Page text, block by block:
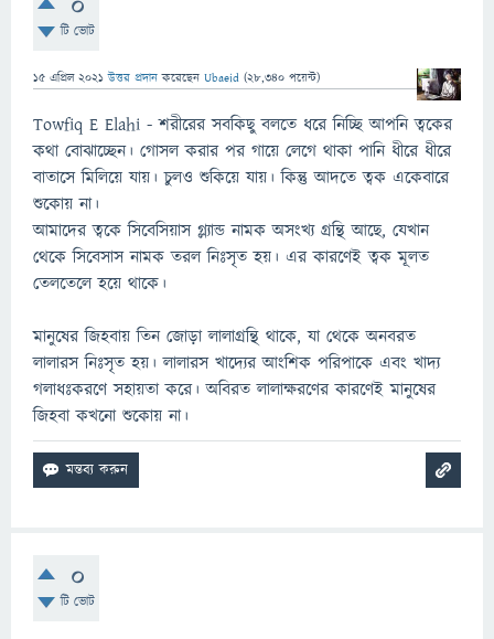
টি ভোট
15 এপ্রিল 2021 উত্তর প্রদান করেছেন Ubaeid (28,340 পয়েন্ট)
Towfiq E Elahi - শরীরের সবকিছু বলতে ধরে নিচ্ছি আপনি ত্বকের
কথা বোঝাচ্ছেন। গোসল করার পর গায়ে লেগে থাকা পানি ধীরে ধীরে
বাতাসে মিলিয়ে যায়। চুলও শুকিয়ে যায়। কিন্তু আদতে ত্বক একেবারে
শুকোয় না।
আমাদের ত্বকে সিবেসিয়াস গ্ল্যান্ড নামক অসংখ্য গ্রন্থি আছে, যেখান
থেকে সিবেসাস নামক তরল নিঃসৃত হয়। এর কারণেই ত্বক মূলত
তেলতেলে হয়ে থাকে।
মানুষের জিহবায় তিন জোড়া লালাগ্রন্থি থাকে, যা থেকে অনবরত
লালারস নিঃসৃত হয়। লালারস খাদ্যের আংশিক পরিপাকে এবং খাদ্য
গলাধঃকরণে সহায়তা করে। অবিরত লালাক্ষরণের কারণেই মানুষের
জিহবা কখনো শুকোয় না।
0
টি ভোট